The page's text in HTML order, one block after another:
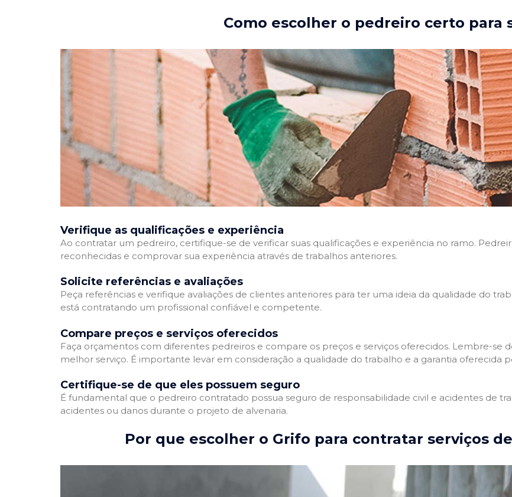
Como escolher o pedreiro certo para
Verifique as qualificações e experiência
Ao contratar um pedreiro, certifique-se de verificar suas qualificações e experiência no ramo.
reconhecidas e comprovar sua experiência através de trabalhos anteriores.
Solicite referências e avaliações
Peça referências e verifique avaliações de clientes anteriores para ter uma ideia da qualidade do
está contratando um profissional confiável e competente.
Compare preços e serviços oferecidos
Faça orçamentos com diferentes pedreiros e compare os preços e serviços oferecidos. Lembre-se
melhor serviço. É importante levar em consideração a qualidade do trabalho e a garantia oferecida
Certifique-se de que eles possuem seguro
É fundamental que o pedreiro contratado possua seguro de responsabilidade civil e acidentes de
acidentes ou danos durante o projeto de alvenaria.
Por que escolher o Grifo para contratar serviços